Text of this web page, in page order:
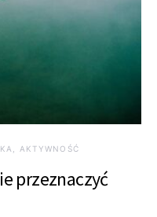
AKTYWNOŚĆ
przeznaczyć